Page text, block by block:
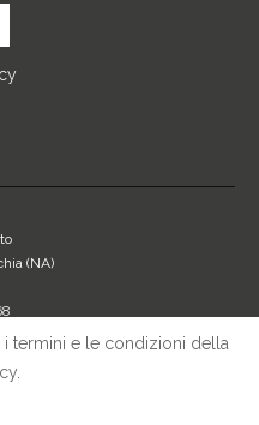
(NA)
del sito
termini e le condizioni della